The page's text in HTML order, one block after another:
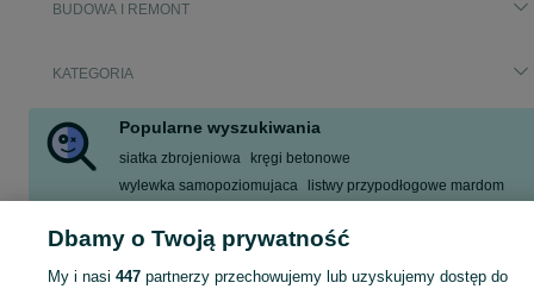
BUDOWA I REMONT
KATEGORIA
Popularne wyszukiwania
siatka zbrojeniowa
kręgi betonowe
wylewka samopoziomujaca
listwy przypodłogowe mardom
Zobacz Więcej
Dbamy o Twoją prywatność
My i nasi 447partnerzy przechowujemy lub uzyskujemy dostęp do